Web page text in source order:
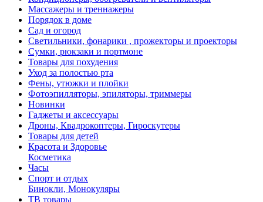
Массажеры и треннажеры
Порядок в доме
Сад и огород
Светильники, фонарики , прожекторы и проекторы
Сумки, рюкзаки и портмоне
Товары для похудения
Уход за полостью рта
Фены, утюжки и плойки
Фотоэпилляторы, эпиляторы, триммеры
Новинки
Гаджеты и аксессуары
Дроны, Квадрокоптеры, Гироскутеры
Товары для детей
Красота и Здоровье
Косметика
Часы
Спорт и отдых
Бинокли, Монокуляры
ТВ товары